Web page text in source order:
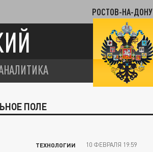
РОСТОВ-НА-ДОНУ
ПОЛЕ
ТЕХНОЛОГИИ 10 ФЕВРАЛЯ 19:59